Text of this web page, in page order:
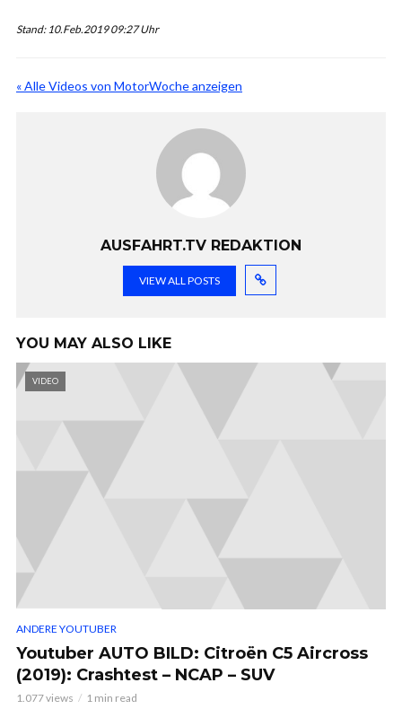
Stand: 10.Feb.2019 09:27 Uhr
« Alle Videos von MotorWoche anzeigen
AUSFAHRT.TV REDAKTION
VIEW ALL POSTS
YOU MAY ALSO LIKE
VIDEO
ANDERE YOUTUBER
Youtuber AUTO BILD: Citroën C5 Aircross
(2019): Crashtest – NCAP – SUV
1.077 views 1 min read